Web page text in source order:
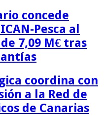
concede
Pesca al
7,09 M€ tras
coordina con
a la Red de
de Canarias